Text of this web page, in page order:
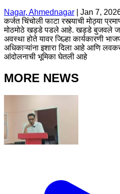
Nagar, Ahmednagar
Jan 7,
कर्जत चिंचोली फाटा रस्त्याची मोठ्या
मोठमोठे खड्डे पडले आहे. खड्डे बुजवले
अवस्था होते यावर जिल्हा कार्यकारणी
अधिकाऱ्यांना इशारा दिला आहे आणि
आंदोलनाची भूमिका घेतली आहे
MORE NEWS